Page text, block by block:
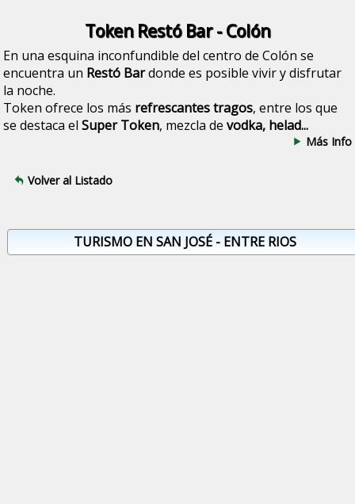
Token Restó Bar - Colón
En una esquina inconfundible del centro de Colón se
encuentra un Restó Bardonde es posible vivir y disfrutar
la noche.
Token ofrece los más refrescantes tragos, entre los que
se destaca elSuper Token, mezcla devodka, helad...
Más Info
Volver al Listado
TURISMO EN SAN JOSÉ - ENTRE RIOS